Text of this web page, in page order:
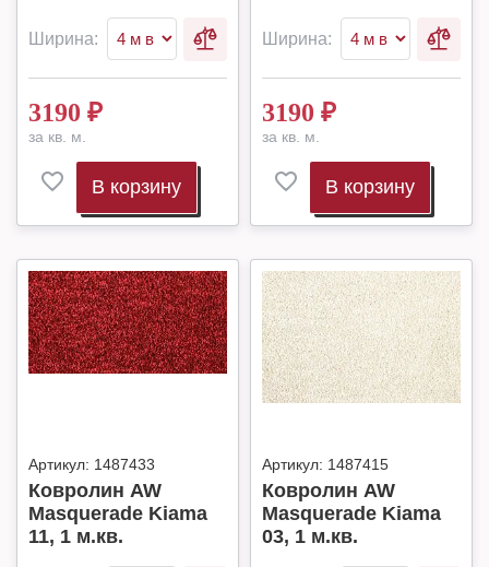
Ширина:
3190 ₽
за кв. м.
В корзину
Ширина:
3190 ₽
за кв. м.
В корзину
Артикул: 1487433
Ковролин AW
Masquerade Kiama
11, 1 м.кв.
Артикул: 1487415
Ковролин AW
Masquerade Kiama
03, 1 м.кв.